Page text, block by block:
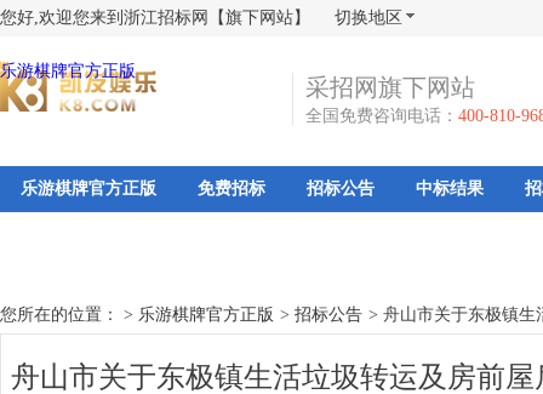
您好,欢迎您来到浙江招标网【旗下网站】 切换地区
乐游棋牌官方正版
采招网旗下网站
全国免费咨询电话： 400-810-
乐游棋牌官方正版 免费招标 招标公告 中标结果
您所在的位置： > 乐游棋牌官方正版 > 招标公告 > 舟山市关于东极镇生
舟山市关于东极镇生活垃圾转运及房前